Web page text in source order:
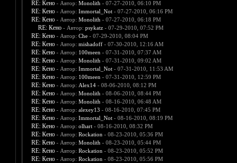
RE: Кено - Автор: Monolith - 07-27-2010, 06:10 PM
RE: Кено - Автор: Immortal_Not- 07-27-2010, 06:16 PM
RE: Кено - Автор: Monolith - 07-27-2010, 06:18 PM
RE: Кено - Автор: psykatz- 07-29-2010, 07:52 PM
RE: Кено - Автор: Che- 07-29-2010, 08:04 PM
RE: Кено - Автор: mishadoff- 07-30-2010, 12:16 AM
RE: Кено - Автор: 100meen - 07-31-2010, 07:37 AM
RE: Кено - Автор: Monolith - 07-31-2010, 09:02 AM
RE: Кено - Автор: Immortal_Not- 07-31-2010, 11:53 AM
RE: Кено - Автор: 100meen - 07-31-2010, 12:59 PM
RE: Кено - Автор: Alex14- 08-06-2010, 08:12 PM
RE: Кено - Автор: Monolith - 08-06-2010, 08:44 PM
RE: Кено - Автор: Monolith - 08-16-2010, 06:48 AM
RE: Кено - Автор: alexey13 - 08-16-2010, 07:45 PM
RE: Кено - Автор: Immortal_Not- 08-16-2010, 08:19 PM
RE: Кено - Автор: olhart- 08-16-2010, 08:32 PM
RE: Кено - Автор: Rockation - 08-23-2010, 05:36 PM
RE: Кено - Автор: Monolith - 08-23-2010, 05:44 PM
RE: Кено - Автор: Rockation - 08-23-2010, 05:52 PM
RE: Кено - Автор: Rockation - 08-23-2010, 05:56 PM